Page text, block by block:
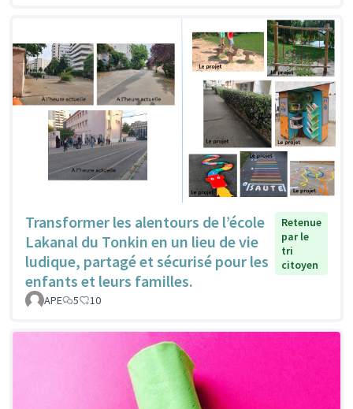
Transformer les alentours de l’école
Lakanal du Tonkin en un lieu de vie
ludique, partagé et sécurisé pour les
enfants et leurs familles.
Retenue
par le
tri
citoyen
APE 5 10